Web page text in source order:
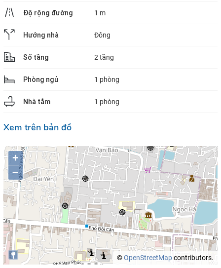
Độ rộng đường 1 m
Hướng nhà Đông
Số tầng 2 tầng
Phòng ngủ 1 phòng
Nhà tắm 1 phòng
Xem trên bản đồ
+
–
©OpenStreetMapcontributors.